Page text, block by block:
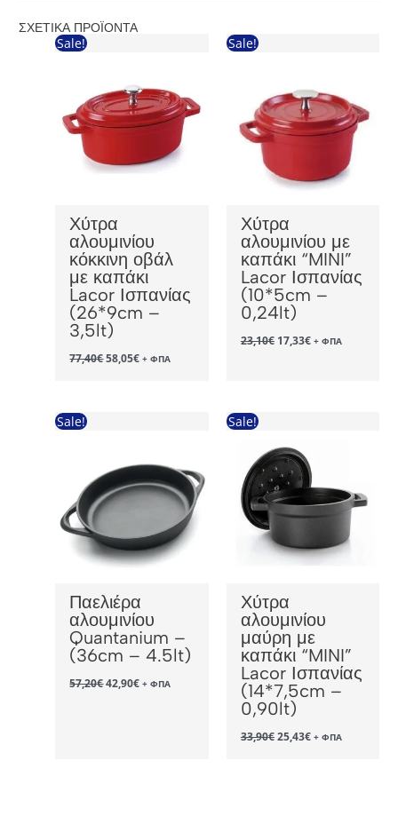
ΣΧΕΤΙΚΆ ΠΡΟΪΌΝΤΑ
Sale!
Χύτρα
αλουμινίου
κόκκινη οβάλ
με καπάκι
Lacor Ισπανίας
(26*9cm –
3,5lt)
77,40€Original
price
58,05€Η+ ΦΠΑ
Sale!
Χύτρα
αλουμινίου με
καπάκι “MINI”
Lacor Ισπανίας
(10*5cm –
0,24lt)
23,10€ Original
price
17,33€Η+ ΦΠΑ
Sale!
Παελιέρα
αλουμινίου
Quantanium –
(36cm – 4.5lt)
57,20€ Original
price
42,90€Η+ ΦΠΑ
Sale!
Χύτρα
αλουμινίου
μαύρη με
καπάκι “MINI”
Lacor Ισπανίας
(14*7,5cm –
0,90lt)
33,90€Original
price
25,43€Η+ ΦΠΑ